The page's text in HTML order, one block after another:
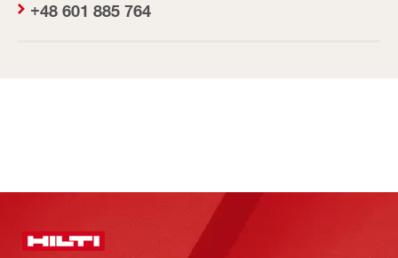
+48 601 885 764